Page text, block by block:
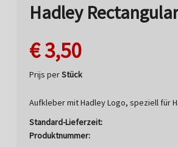
Hadley
€3,50
Prijs perStück
Aufkleber mit Hadley Logo, speziell für
Standard-Lieferzeit:
Produktnummer: